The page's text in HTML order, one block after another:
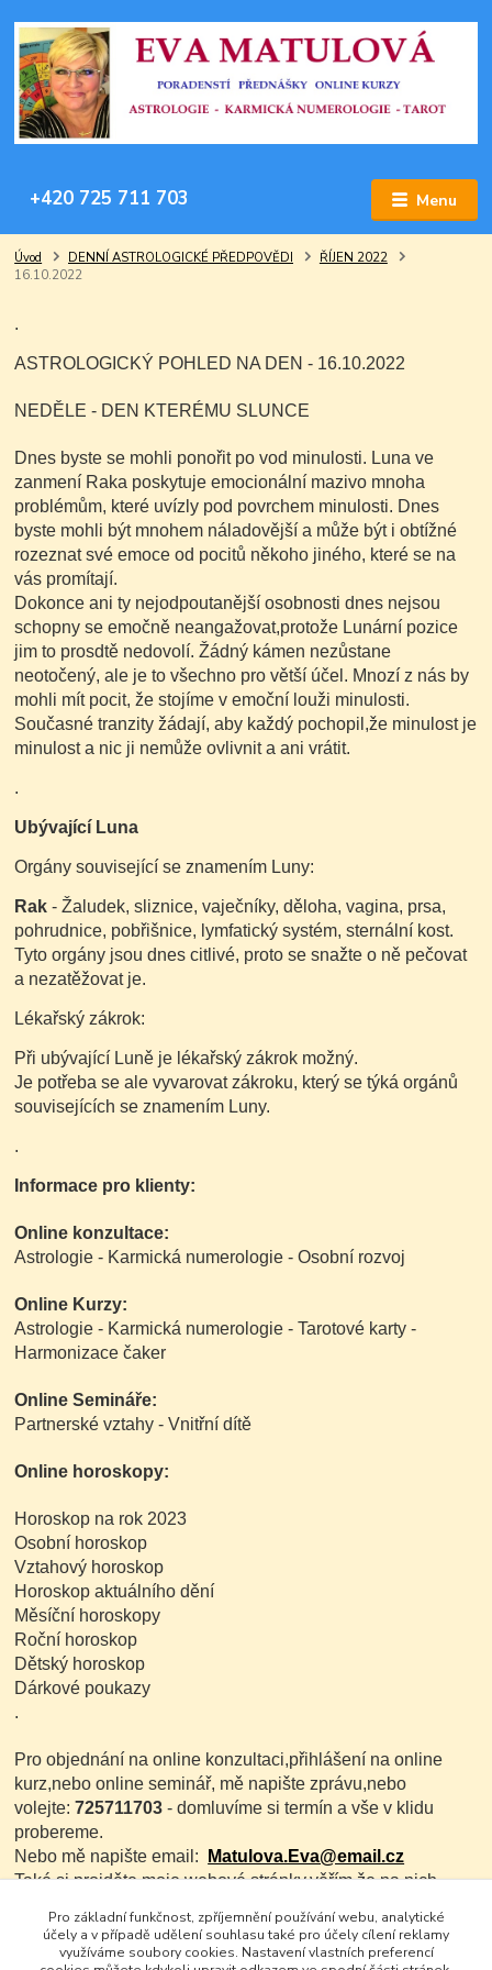
Menu
+420 725 711 703
Úvod DENNÍ ASTROLOGICKÉ PŘEDPOVĚDI
ŘÍJEN 2022
16.10.2022
.
ASTROLOGICKÝ POHLED NA DEN - 16.10.2022
NEDĚLE - DEN KTERÉMU SLUNCE
Dnes byste se mohli ponořit po vod minulosti. Luna ve
zanmení Raka poskytuje emocionální mazivo mnoha
problémům, které uvízly pod povrchem minulosti. Dnes
byste mohli být mnohem náladovější a může být i obtížné
rozeznat své emoce od pocitů někoho jiného, které se na
vás promítají.
Dokonce ani ty nejodpoutanější osobnosti dnes nejsou
schopny se emočně neangažovat,protože Lunární pozice
jim to prosdtě nedovolí. Žádný kámen nezůstane
neotočený, ale je to všechno pro větší účel. Mnozí z nás by
mohli mít pocit, že stojíme v emoční louži minulosti.
Současné tranzity žádají, aby každý pochopil,že minulost je
minulost a nic ji nemůže ovlivnit a ani vrátit.
.
Ubývající Luna
Orgány související se znamením Luny:
Rak - Žaludek, sliznice, vaječníky, děloha, vagina, prsa,
pohrudnice, pobřišnice, lymfatický systém, sternální kost.
Tyto orgány jsou dnes citlivé, proto se snažte o ně pečovat
a nezatěžovat je.
Lékařský zákrok:
Při ubývající Luně je lékařský zákrok možný.
Je potřeba se ale vyvarovat zákroku, který se týká orgánů
souvisejících se znamením Luny.
.
Informace pro klienty:
Online konzultace:
Astrologie - Karmická numerologie - Osobní rozvoj
Online Kurzy:
Astrologie - Karmická numerologie - Tarotové karty -
Harmonizace čaker
Online Semináře:
Partnerské vztahy - Vnitřní dítě
Online horoskopy:
Horoskop na rok 2023
Osobní horoskop
Vztahový horoskop
Horoskop aktuálního dění
Měsíční horoskopy
Roční horoskop
Dětský horoskop
Dárkové poukazy
.
Pro objednání na online konzultaci,přihlášení na online
kurz,nebo online seminář, mě napište zprávu,nebo
volejte: 725711703 - domluvíme si termín a vše v klidu
probereme.
Nebo mě napište email:
Matulova.Eva@email.cz
Také si projděte moje webové stránky,věřím,že na nich
Pro základní funkčnost, zpříjemnění používání webu, analytické
účely a v případě udělení souhlasu také pro účely cílení reklamy
využíváme soubory cookies. Nastavení vlastních preferencí